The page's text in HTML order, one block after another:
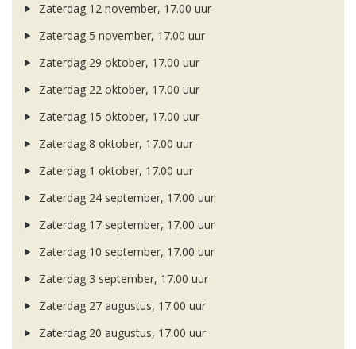
Zaterdag 12 november, 17.00 uur
Zaterdag 5 november, 17.00 uur
Zaterdag 29 oktober, 17.00 uur
Zaterdag 22 oktober, 17.00 uur
Zaterdag 15 oktober, 17.00 uur
Zaterdag 8 oktober, 17.00 uur
Zaterdag 1 oktober, 17.00 uur
Zaterdag 24 september, 17.00 uur
Zaterdag 17 september, 17.00 uur
Zaterdag 10 september, 17.00 uur
Zaterdag 3 september, 17.00 uur
Zaterdag 27 augustus, 17.00 uur
Zaterdag 20 augustus, 17.00 uur